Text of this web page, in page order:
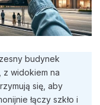
budynek
z widokiem na
się, aby
łączy szkło i